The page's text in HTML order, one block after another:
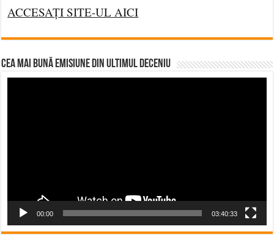
ACCESAȚI SITE-UL AICI
CEA MAI BUNĂ EMISIUNE DIN ULTIMUL DECENIU
00:00 03:40:33